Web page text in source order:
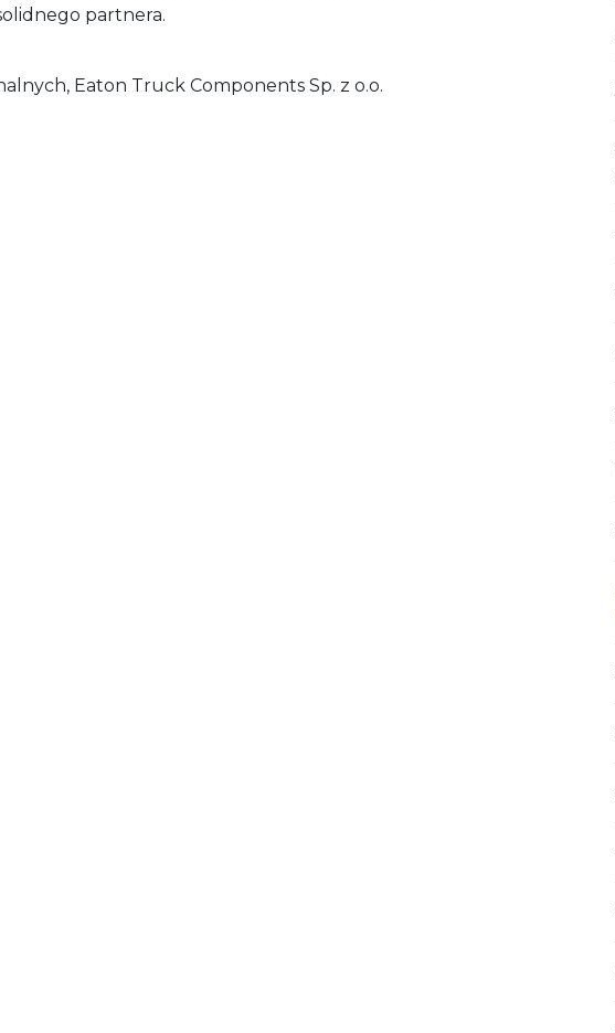
partnera.
Eaton Truck Components Sp. z o.o.